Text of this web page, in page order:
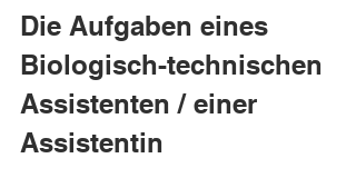
Die Aufgaben eines
Biologisch-technischen
Assistenten / einer
Assistentin